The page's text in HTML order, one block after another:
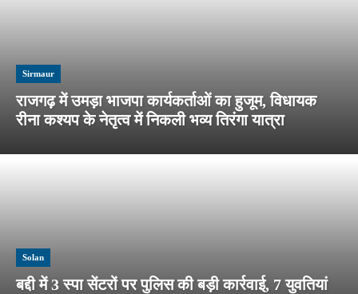
Sirmaur
राजगढ़ में उमड़ा भाजपा कार्यकर्ताओं का हुजूम, विधायक
रीना कश्यप के नेतृत्व में निकली भव्य तिरंगा यात्रा
Solan
बद्दी में 3 स्पा सेंटरों पर पुलिस की बड़ी कार्रवाई, 7 युवतियां